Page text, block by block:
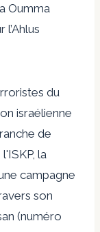
Oumma
du
israélienne
de
la
campagne
son
(numéro